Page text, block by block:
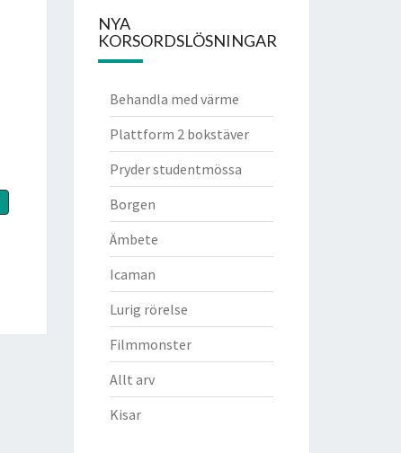
NYA
KORSORDSLÖSNINGAR
Behandla med värme
Plattform 2 bokstäver
Pryder studentmössa
Borgen
Ämbete
Icaman
Lurig rörelse
Filmmonster
Allt arv
Kisar